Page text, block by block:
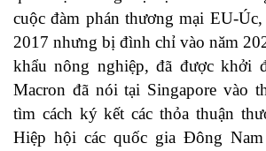
cuộc đàm phán thương mại EU-
2017 nhưng bị đình chỉ vào năm
khẩu nông nghiệp, đã được khởi
Macron đã nói tại Singapore vào
tìm cách ký kết các thỏa thuận
Hiệp hội các quốc gia Đông